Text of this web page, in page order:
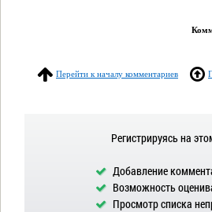
Перейти к началу комментариев
Регистрируясь на
Добавление
Возможность
Просмотр списка